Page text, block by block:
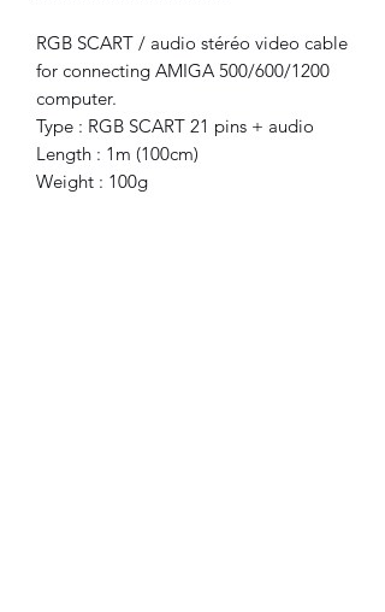
RGB SCART / audio stéréo video cable
for connecting AMIGA 500/600/1200
computer.
Type : RGB SCART 21 pins + audio
Length : 1m (100cm)
Weight : 100g